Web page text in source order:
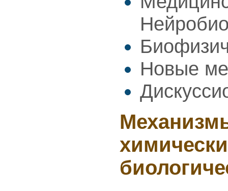
Новые